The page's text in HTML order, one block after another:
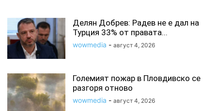
Делян Добрев: Радев не е дал на
Турция 33% от правата...
wowmedia - август 4, 2026
Големият пожар в Пловдивско се
разгоря отново
wowmedia - август 4, 2026